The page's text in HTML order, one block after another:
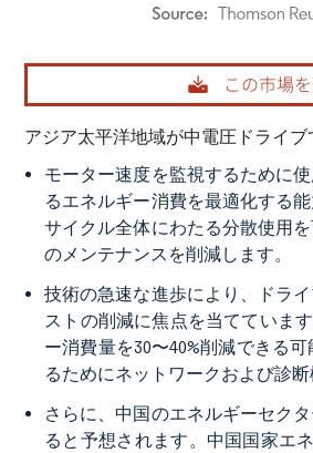
画像 © Mordor Intelligence。再利用にはCC BY
アジア太平洋地域が中電圧ドライ
モーター速度を監視するために
るエネルギー消費を最適化する
サイクル全体にわたる分散使用
のメンテナンスを削減します。
技術の急速な進歩により、ドラ
ストの削減に焦点を当てていま
ー消費量を30〜40%削減できる
るためにネットワークおよび診断
さらに、中国のエネルギーセク
ると予想されます。中国国家エ